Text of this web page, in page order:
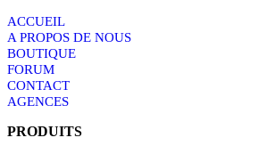
ACCUEIL
A PROPOS DE NOUS
BOUTIQUE
FORUM
CONTACT
AGENCES
PRODUITS